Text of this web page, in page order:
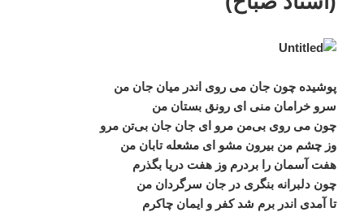
پوشیده چون جان می روی اندر میان جان من
سرو خرامان منی ای رونق بستان من
چون می روی بی‌من مرو ای جان جان بی‌تن مرو
وز چشم من بیرون مشو ای مشعله تابان من
هفت آسمان را بردرم وز هفت دریا بگذرم
چون دلبرانه بنگری در جان سرگردان من
تا آمدی اندر برم شد کفر و ایمان چاکرم